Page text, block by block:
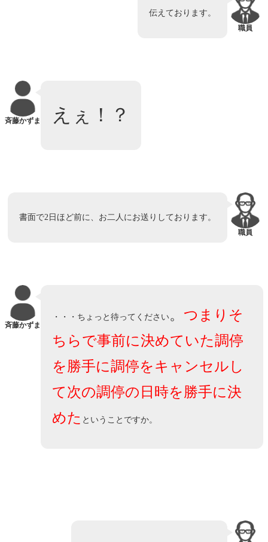
職員
伝えております。
斉藤かずま えぇ！？
職員
書面で2日ほど前に、お二人にお送りしております。
斉藤かずま
・・・ちょっと待ってください。 つまりそ
ちらで事前に決めていた調停
を勝手に調停をキャンセルし
て次の調停の日時を勝手に決
めた ということですか。